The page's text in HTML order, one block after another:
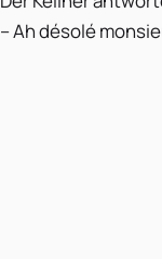
– Ah désolé